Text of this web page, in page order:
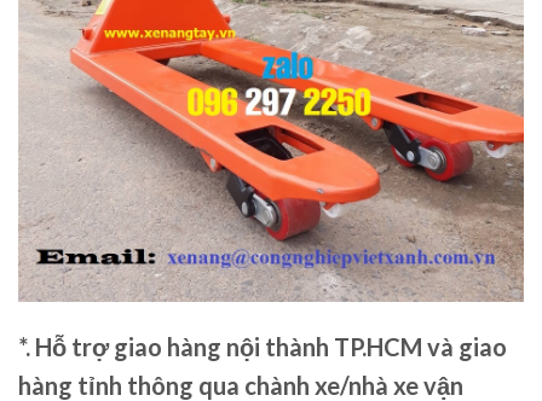
*. Hỗ trợ giao hàng nội thành TP.HCM và giao
hàng tỉnh thông qua chành xe/nhà xe vận